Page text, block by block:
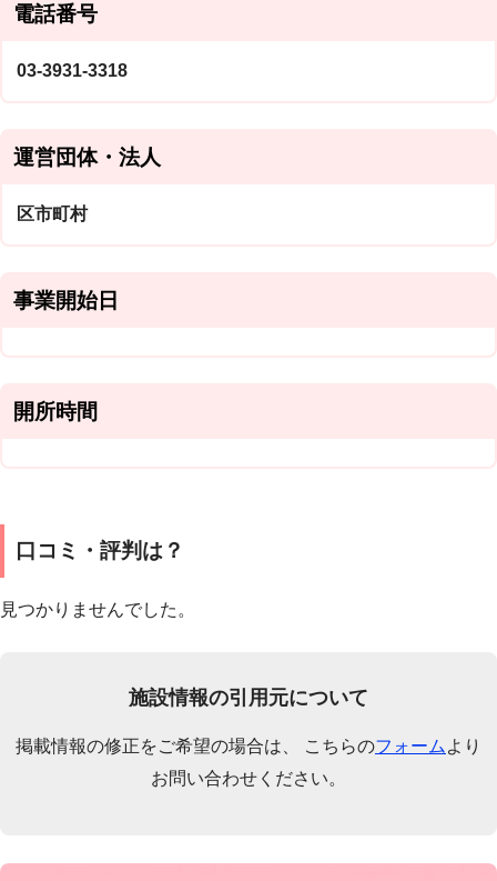
電話番号
03-3931-3318
運営団体・法人
区市町村
事業開始日
開所時間
口コミ・評判は？
見つかりませんでした。
施設情報の引用元について
掲載情報の修正をご希望の場合は、 こちらのフォーム より
お問い合わせください。